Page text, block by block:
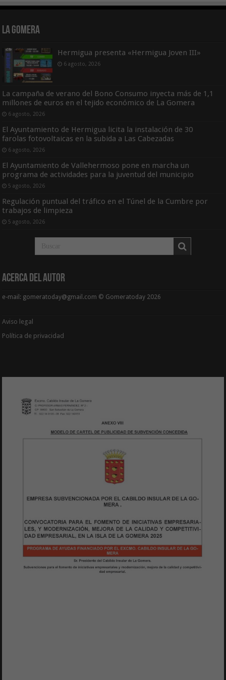
La Gomera
Hermigua presenta «Hermigua Joven III»
6 agosto, 2026
La campaña de verano del Bono Consumo inyecta más de 1,1
millones de euros en el tejido económico de La Gomera
6 agosto, 2026
El Ayuntamiento de Hermigua licita la instalación de 30
farolas fotovoltaicas en la subida a Las Cabezadas
6 agosto, 2026
El Ayuntamiento de Vallehermoso pone en marcha un
programa de actividades para la juventud del municipio
5 agosto, 2026
Regulación puntual del tráfico en el Túnel de la Cumbre por
trabajos de limpieza
5 agosto, 2026
Acerca del Autor
e-mail: gomeratoday@gmail.com © Gomeratoday 2026
Aviso legal
Política de privacidad